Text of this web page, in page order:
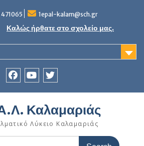
1epal-kalam@sch.gr
Καλώς ήρθατε στο σχολείο μας.
Καλαμαριάς
Λύκειο Καλαμαριάς